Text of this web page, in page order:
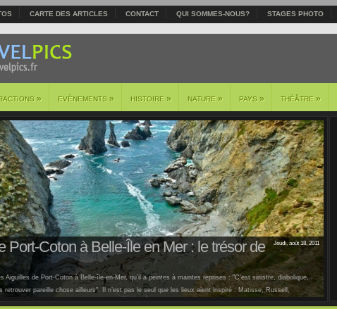
CARTE DES ARTICLES CONTACT QUI SOMMES-NOUS? STAGES PHOTO
» EVÈNEMENTS » HISTOIRE » NATURE » PAYS » THÉÂTRE »
Jeudi, août 18, 2011
Port-Coton à Belle-Île en Mer : le trésor de
Aiguilles de Port-Coton à Belle-île-en-Mer, qu’il a peintes à maintes reprises : "C’est sinistre, diabolique,
retrouver pareille chose ailleurs". Il n’est pas le seul que les lieux aient inspiré : Matisse, Russell,